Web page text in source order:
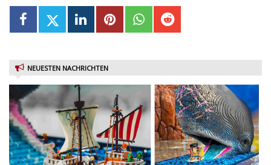
NEUESTEN NACHRICHTEN